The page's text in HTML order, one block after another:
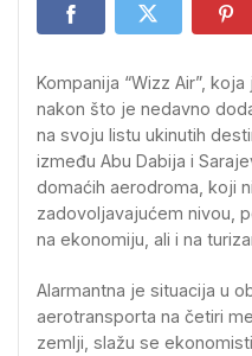
Kompanija “Wizz Air”,
nakon što je nedavno
na svoju listu ukinutih
između Abu Dabija i
domaćih aerodroma, koji
zadovoljavajućem nivou,
na ekonomiju, ali i na
Alarmantna je situacija u
aerotransporta na četiri
zemlji, slažu se